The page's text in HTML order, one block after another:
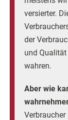
versierter.
der
und
wahren.
Aber wie